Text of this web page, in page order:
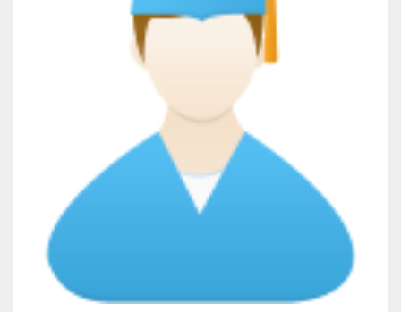
#société
l’analyse
#sociale
l’informatique.
Un
cheminement
#genre